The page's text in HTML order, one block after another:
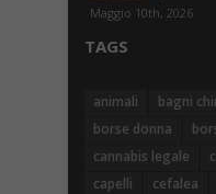
Maggio 10th, 2026
TAGS
animali bagni
borse donna
cannabis legale
capelli
cefalea